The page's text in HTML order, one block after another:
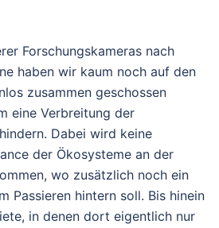
Forschungskameras nach
haben wir kaum noch auf den
zusammen geschossen
eine Verbreitung der
Dabei wird keine
der Ökosysteme an der
wo zusätzlich noch ein
Passieren hintern soll. Bis hinein
in denen dort eigentlich nur